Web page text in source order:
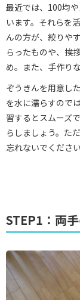
最近では、100均
います。それらを
んの方が、絞りや
らったものや、挨
め。また、手作り
ぞうきんを用意し
を水に濡らすので
習するとスムーズ
らしましょう。た
忘れないでください
STEP1：両